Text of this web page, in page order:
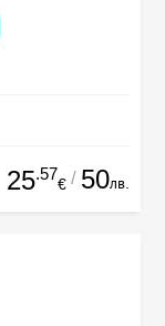
25.57
€ / 50лв.